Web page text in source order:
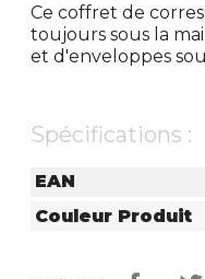
Ce coffret de
toujours sous la
et d'enveloppes
Spécifications :
EAN
Couleur Produit